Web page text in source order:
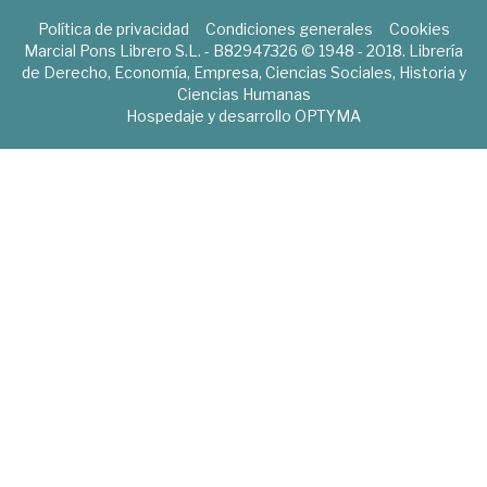
Política de privacidad Condiciones generales
Cookies
Marcial Pons Librero S.L. - B82947326 © 1948 - 2018. Librería
de Derecho, Economía, Empresa, Ciencias Sociales, Historia y
Ciencias Humanas
Hospedaje y desarrollo OPTYMA